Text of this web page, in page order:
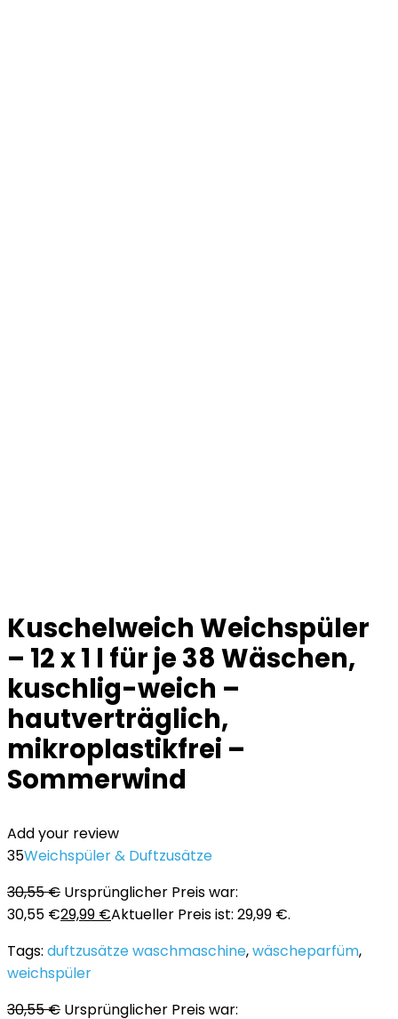
Kuschelweich Weichspüler
– 12 x 1 l für je 38 Wäschen,
kuschlig-weich –
hautverträglich,
mikroplastikfrei –
Sommerwind
Add your review
35Weichspüler & Duftzusätze
30,55€ Ursprünglicher Preis war:
30,55 €29,99 €Aktueller Preis ist: 29,99 €.
Tags: duftzusätze waschmaschine,wäscheparfüm,
weichspüler
30,55€ Ursprünglicher Preis war: